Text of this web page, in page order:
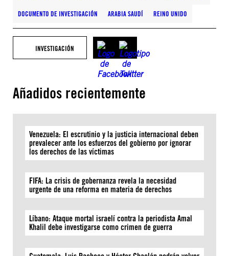
DOCUMENTO DE INVESTIGACIÓN ARABIA SAUDÍ REINO UNIDO
INVESTIGACIÓN
Añadidos recientemente
Venezuela: El escrutinio y la justicia internacional deben
prevalecer ante los esfuerzos del gobierno por ignorar
los derechos de las víctimas
FIFA: La crisis de gobernanza revela la necesidad
urgente de una reforma en materia de derechos
Líbano: Ataque mortal israelí contra la periodista Amal
Khalil debe investigarse como crimen de guerra